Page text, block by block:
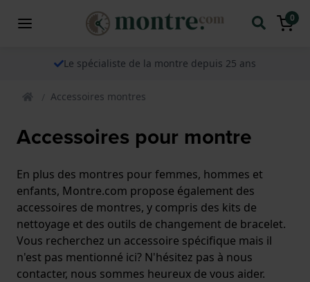
0
Le spécialiste de la montre depuis 25 ans
Accessoires montres
Accessoires pour montre
En plus des montres pour femmes, hommes et
enfants, Montre.com propose également des
accessoires de montres, y compris des kits de
nettoyage et des outils de changement de bracelet.
Vous recherchez un accessoire spécifique mais il
n'est pas mentionné ici? N'hésitez pas à nous
contacter, nous sommes heureux de vous aider.